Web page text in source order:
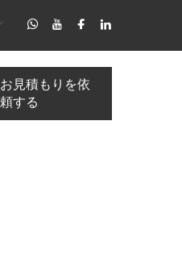
お見積もりを依
頼する